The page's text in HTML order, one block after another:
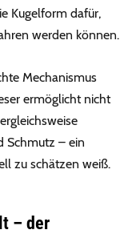
Kugelform dafür,
werden können.
Mechanismus
ermöglicht nicht
Schmutz – ein
zu schätzen weiß.
– der